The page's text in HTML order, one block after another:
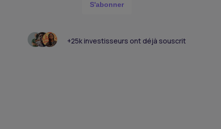
S'abonner
+25k investisseurs ont déjà souscrit